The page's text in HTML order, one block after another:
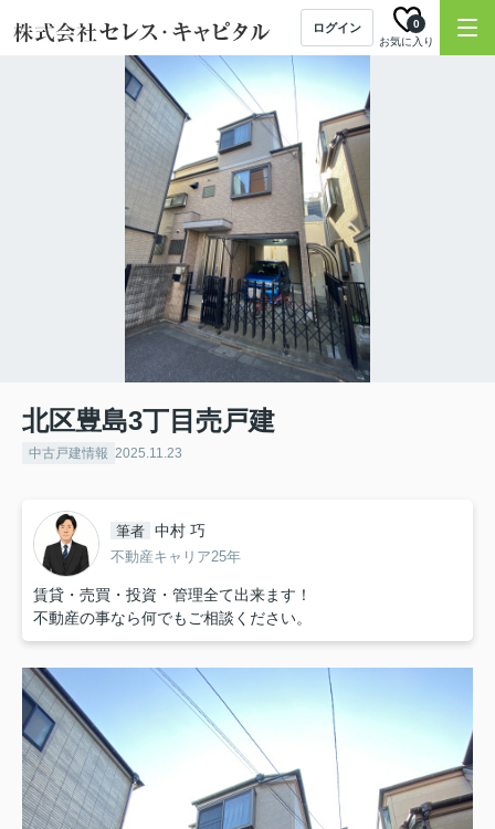
ログイン
お気に入り
0
北区豊島3丁目売戸建
中古戸建情報 2025.11.23
筆者 中村 巧
不動産キャリア25年
賃貸・売買・投資・管理全て出来ます！
不動産の事なら何でもご相談ください。